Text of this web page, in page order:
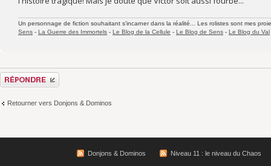
Un personnage de fiction souhaitant s'incarner dans la réalité... Les rolistes sont mes
Sens - La Guerre des Immortels - Le Blog de la Cellule - Le Blog de Sens - Le Blog du Val
Répondre
Retourner vers Donjons & Dominos
Donjons & Dominos Niveau 11 : le niveau du Chaos